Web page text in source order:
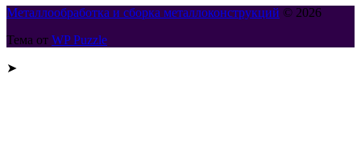
Металлообработка и сборка металлоконструкций © 2026
Тема от WP Puzzle
➤